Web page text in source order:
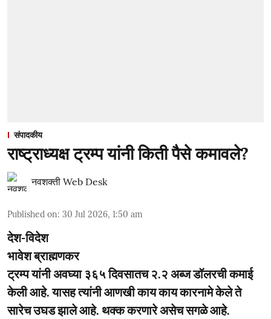
संपादकीय
राष्ट्राध्यक्ष ट्रम्प यांनी किती पैसे कमावले?
नवशक्ती Web Desk
Published on: 30 Jul 2026, 1:50 am
देश-विदेश
भावेश ब्राह्मणकर
ट्रम्प यांनी अवघ्या ३६५ दिवसातच २.२ अब्ज डॉलरची कमाई
केली आहे. यासह त्यांनी आणखी काय काय कारनामे केले ते
सारेच उघड झाले आहे. थक्क करणारे असेच सगळे आहे.